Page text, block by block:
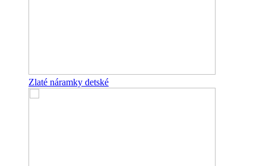
Zlaté náramky detské